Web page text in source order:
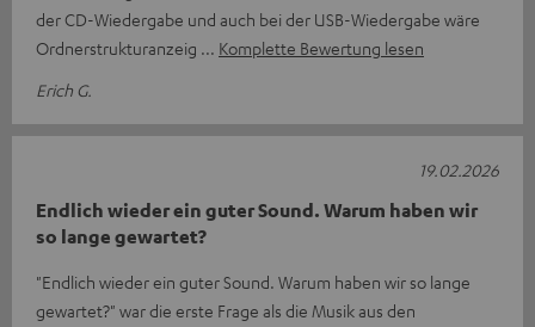
der CD-Wiedergabe und auch bei der USB-Wiedergabe wäre
Ordnerstrukturanzeig
Komplette Bewertung lesen
Erich G.
Endlich wieder ein guter Sound. Warum haben wir
so lange gewartet?
"Endlich wieder ein guter Sound. Warum haben wir so lange
gewartet?" war die erste Frage als die Musik aus den
19.02.2026